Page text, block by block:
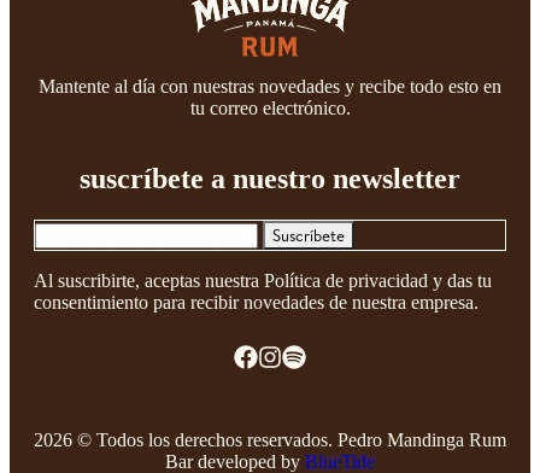
Mantente al día con nuestras novedades y recibe todo esto en
tu correo electrónico.
suscríbete a nuestro newsletter
Suscríbete
Al suscribirte, aceptas nuestra Política de privacidad y das tu
consentimiento para recibir novedades de nuestra empresa.
2026 © Todos los derechos reservados. Pedro Mandinga Rum
Bar developed by BlueTide